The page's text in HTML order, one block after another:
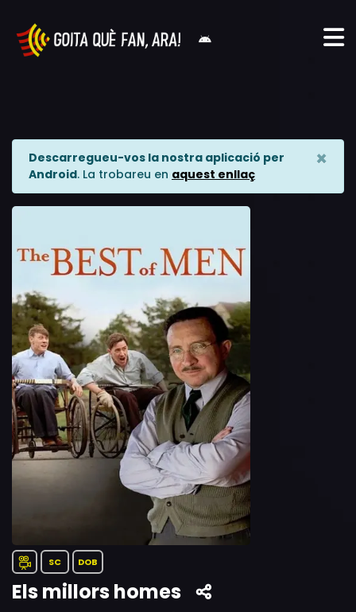
Descarregueu-vos la nostra aplicació per
Android. La trobareu en aquest enllaç
×
SC DOB
Els millors homes